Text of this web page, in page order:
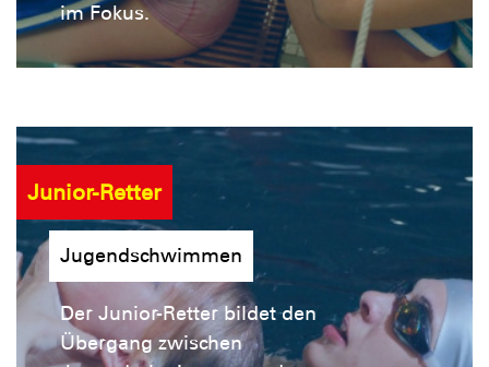
im Fokus.
Junior-Retter
Jugendschwimmen
Der Junior-Retter bildet den
Übergang zwischen